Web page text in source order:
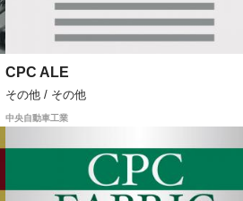
CPC ALE
その他 / その他
中央自動車工業